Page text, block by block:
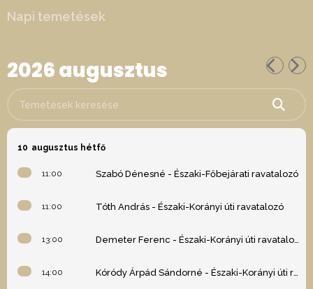
Napi temetések
2026 augusztus
10 augusztus hétfő
11:00 Szabó Dénesné - Északi-Főbejárati ravatalozó
11:00 Tóth András - Északi-Korányi úti ravatalozó
13:00 Demeter Ferenc - Északi-Korányi úti ravatalozó
14:00 Kóródy Árpád Sándorné - Északi-Korányi úti ravatalozó